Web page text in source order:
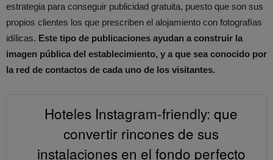
estrategia para conseguir publicidad gratuita, puesto que son sus
propios clientes los que prescriben el alojamiento con fotografías
idílicas. Este tipo de publicaciones ayudan a construir la
imagen pública del establecimiento, y a que sea conocido por
la red de contactos de cada uno de los visitantes.
Hoteles Instagram-friendly: que
convertir rincones de sus
instalaciones en el fondo perfecto